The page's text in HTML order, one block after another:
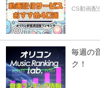
CS動画配
毎週の
ク！